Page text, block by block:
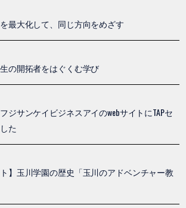
最大化して、同じ方向をめざす
の開拓者をはぐくむ学び
ジサンケイビジネスアイのwebサイトにTAPセ
た
】玉川学園の歴史「玉川のアドベンチャー教